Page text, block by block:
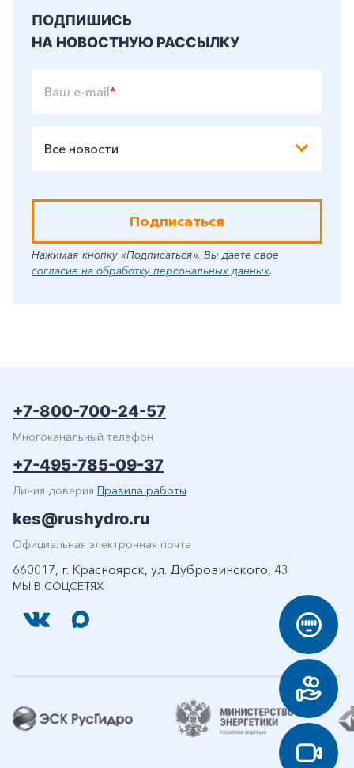
ПОДПИШИСЬ
НА НОВОСТНУЮ РАССЫЛКУ
Ваш e-mail*
Все новости
Подписаться
Нажимая кнопку «Подписаться», Вы даете свое
согласие на обработку персональных данных.
МЫ В СОЦСЕТЯХ
+7-800-700-24-57
Многоканальный телефон
+7-495-785-09-37
Линия доверия Правила работы
kes@rushydro.ru
Официальная электронная почта
660017, г. Красноярск, ул. Дубровинского, 43